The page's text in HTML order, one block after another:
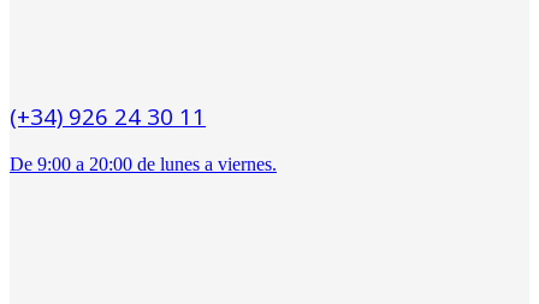
(+34) 926 24 30 11
De 9:00 a 20:00 de lunes a viernes.